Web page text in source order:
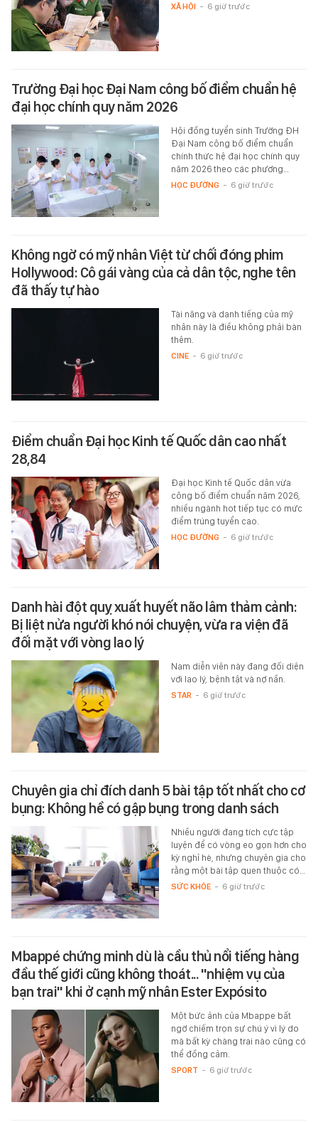
XÃ HỘI - 6 giờ trước
Trường Đại học Đại Nam công bố điểm chuẩn hệ
đại học chính quy năm 2026
Hội đồng tuyển sinh Trường ĐH
Đại Nam công bố điểm chuẩn
chính thức hệ đại học chính quy
năm 2026 theo các phương…
HỌC ĐƯỜNG - 6 giờ trước
Không ngờ có mỹ nhân Việt từ chối đóng phim
Hollywood: Cô gái vàng của cả dân tộc, nghe tên
đã thấy tự hào
Tài năng và danh tiếng của mỹ
nhân này là điều không phải bàn
thêm.
CINE - 6 giờ trước
Điểm chuẩn Đại học Kinh tế Quốc dân cao nhất
28,84
Đại học Kinh tế Quốc dân vừa
công bố điểm chuẩn năm 2026,
nhiều ngành hot tiếp tục có mức
điểm trúng tuyển cao.
HỌC ĐƯỜNG - 6 giờ trước
Danh hài đột quỵ xuất huyết não lâm thảm cảnh:
Bị liệt nửa người khó nói chuyện, vừa ra viện đã
đối mặt với vòng lao lý
Nam diễn viên này đang đối diện
với lao lý, bệnh tật và nợ nần.
STAR - 6 giờ trước
Chuyên gia chỉ đích danh 5 bài tập tốt nhất cho cơ
bụng: Không hề có gập bụng trong danh sách
Nhiều người đang tích cực tập
luyện để có vòng eo gọn hơn cho
kỳ nghỉ hè, nhưng chuyên gia cho
rằng một bài tập quen thuộc có…
SỨC KHỎE - 6 giờ trước
Mbappé chứng minh dù là cầu thủ nổi tiếng hàng
đầu thế giới cũng không thoát... "nhiệm vụ của
bạn trai" khi ở cạnh mỹ nhân Ester Expósito
Một bức ảnh của Mbappe bất
ngờ chiếm trọn sự chú ý vì lý do
mà bất kỳ chàng trai nào cũng có
thể đồng cảm.
SPORT - 6 giờ trước